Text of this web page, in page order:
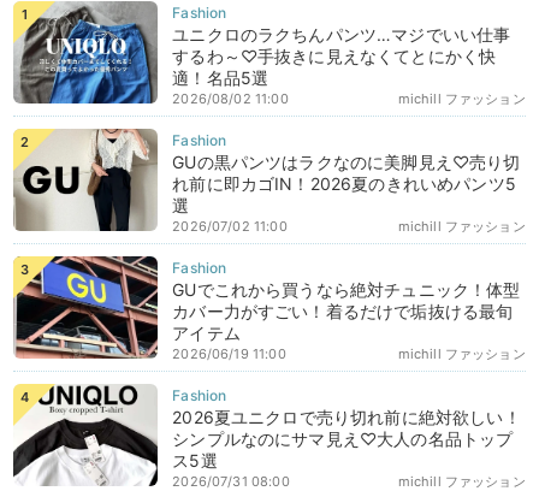
ユニクロのラクちんパンツ…マジでいい仕事
するわ～♡手抜きに見えなくてとにかく快
適！名品5選
michill ファッション
2026/08/02 11:00
GUの黒パンツはラクなのに美脚見え♡売り切
れ前に即カゴIN！2026夏のきれいめパンツ5
選
michill ファッション
2026/07/02 11:00
GUでこれから買うなら絶対チュニック！体型
カバー力がすごい！着るだけで垢抜ける最旬
アイテム
michill ファッション
2026/06/19 11:00
2026夏ユニクロで売り切れ前に絶対欲しい！
シンプルなのにサマ見え♡大人の名品トップ
ス5選
michill ファッション
2026/07/31 08:00